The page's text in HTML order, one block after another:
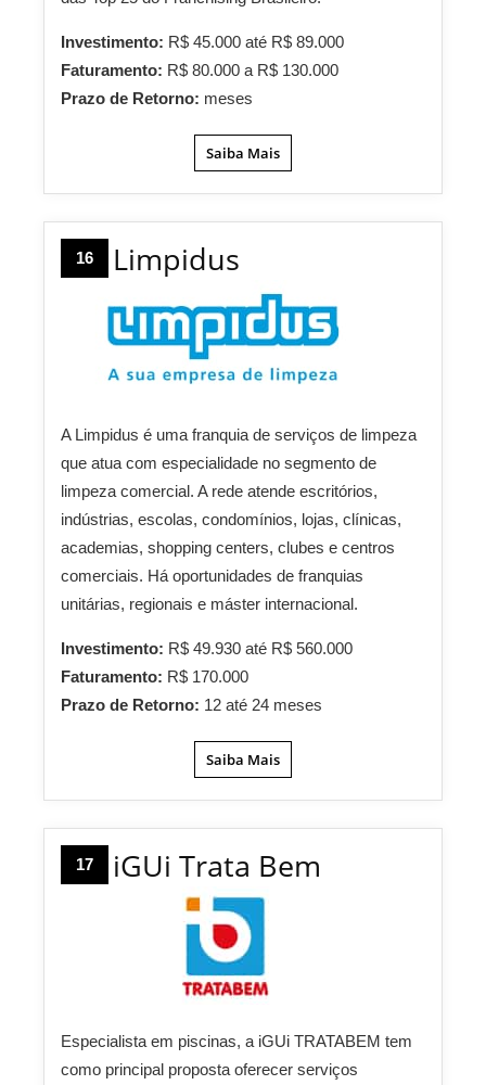
Investimento: R$ 45.000 até R$ 89.000
Faturamento: R$ 80.000 a R$ 130.000
Prazo de Retorno: meses
Saiba Mais
16 Limpidus
A Limpidus é uma franquia de serviços de limpeza
que atua com especialidade no segmento de
limpeza comercial. A rede atende escritórios,
indústrias, escolas, condomínios, lojas, clínicas,
academias, shopping centers, clubes e centros
comerciais. Há oportunidades de franquias
unitárias, regionais e máster internacional.
Investimento: R$ 49.930 até R$ 560.000
Faturamento: R$ 170.000
Prazo de Retorno: 12 até 24 meses
Saiba Mais
17 iGUi Trata Bem
Especialista em piscinas, a iGUi TRATABEM tem
como principal proposta oferecer serviços